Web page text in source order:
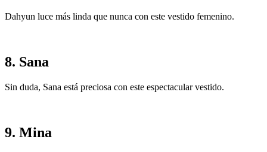
Dahyun luce más linda que nunca con este vestido femenino.
8. Sana
Sin duda, Sana está preciosa con este espectacular vestido.
9. Mina